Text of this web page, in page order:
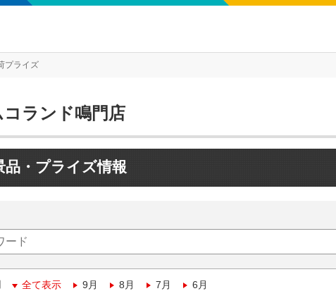
プライズ
ランド鳴門店
品・プライズ情報
全て表示 9月 8月 7月 6月